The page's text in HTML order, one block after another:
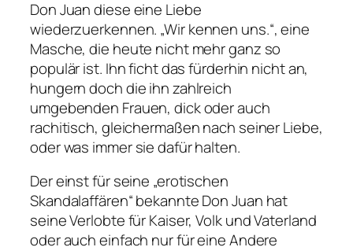
Don Juan diese eine Liebe
wiederzuerkennen. „Wir kennen uns.“, eine
Masche, die heute nicht mehr ganz so
populär ist. Ihn ficht das fürderhin nicht an,
hungern doch die ihn zahlreich
umgebenden Frauen, dick oder auch
rachitisch, gleichermaßen nach seiner Liebe,
oder was immer sie dafür halten.
Der einst für seine „erotischen
Skandalaffären“ bekannte Don Juan hat
seine Verlobte für Kaiser, Volk und Vaterland
oder auch einfach nur für eine Andere